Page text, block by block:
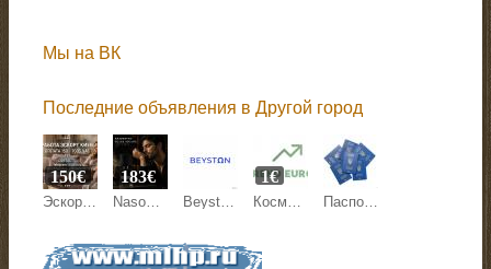
Мы на ВК
Последние объявления в Другой город
Эскорт работа Киев, Кишинев, Варшава, Берлин, Париж.
150€
Nasomatto Black Afgano Extrait de Parfum 30 ml
183€
Beyston — это международная онлайн-маркетплейс-платформа Косметика и средства по уходу за собой
1€
Паспорт Украины, гражданство, id карта